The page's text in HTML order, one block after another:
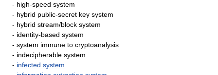
- high-speed system
- hybrid public-secret key system
- hybrid stream/block system
- identity-based system
- system immune to cryptoanalysis
- indecipherable system
- infected system